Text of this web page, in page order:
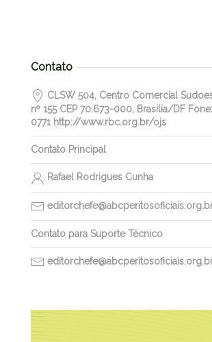
Contato
CLSW 504, Centro Comercial
nº 155 CEP 70.673-000, Brasilia/DF
0771 http://www.rbc.org.br/ojs
Contato Principal
Rafael Rodrigues Cunha
Contato para Suporte Técnico